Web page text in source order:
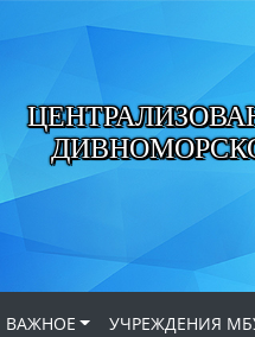
ВАЖНОЕ УЧРЕЖДЕНИЯ